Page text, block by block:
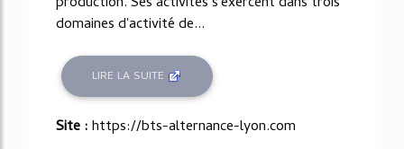
domaines d'activité de...
LIRE LA SUITE
Site :https://bts-alternance-lyon.com